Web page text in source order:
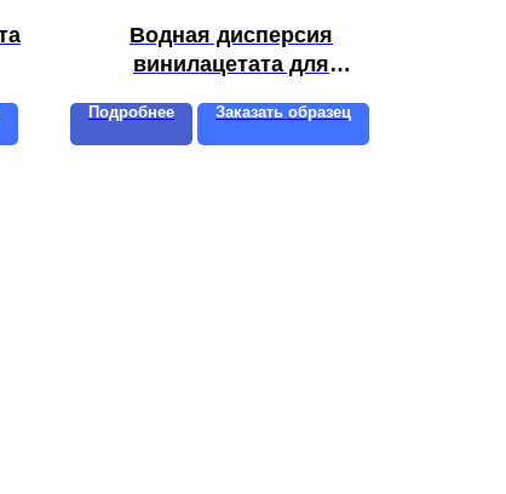
Водная дисперсия
винилацетатa для
48
Подробнее Заказать образец